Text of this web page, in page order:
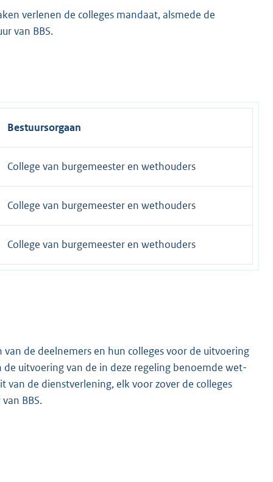
verlenen de colleges mandaat, alsmede de
van BBS.
Bestuursorgaan
College van burgemeester en wethouders
College van burgemeester en wethouders
College van burgemeester en wethouders
de deelnemers en hun colleges voor de uitvoering
uitvoering van de in deze regeling benoemde wet-
de dienstverlening, elk voor zover de colleges
BBS.